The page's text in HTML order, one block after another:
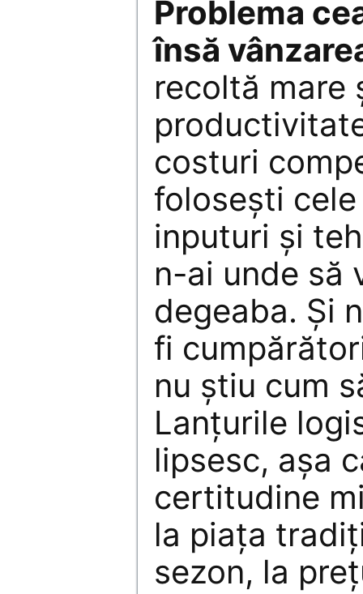
Problema
însă
recoltă mare
costuri
folosești
inputuri și
n-ai unde să
degeaba. Și
fi
nu știu cum
Lanțurile
lipsesc, așa
certitudine
la piața
sezon, la